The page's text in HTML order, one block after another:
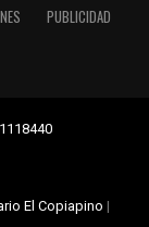
PUBLICIDAD
El Copiapino |